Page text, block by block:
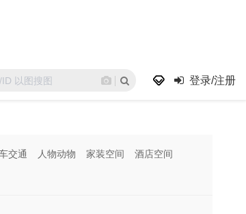
登录/注册
交通 人物动物 家装空间 酒店空间